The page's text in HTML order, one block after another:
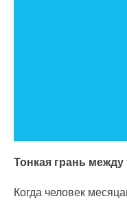
Тонкая грань
Когда человек